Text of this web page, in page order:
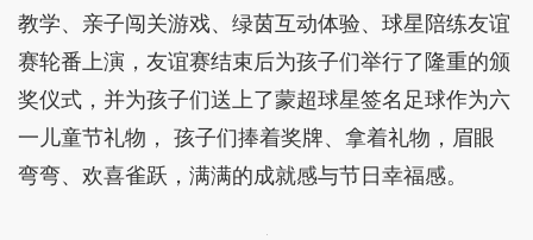
教学、亲子闯关游戏、绿茵互动体验、球星陪练友谊
赛轮番上演，友谊赛结束后为孩子们举行了隆重的颁
奖仪式，并为孩子们送上了蒙超球星签名足球作为六
一儿童节礼物， 孩子们捧着奖牌、拿着礼物，眉眼
弯弯、欢喜雀跃，满满的成就感与节日幸福感。